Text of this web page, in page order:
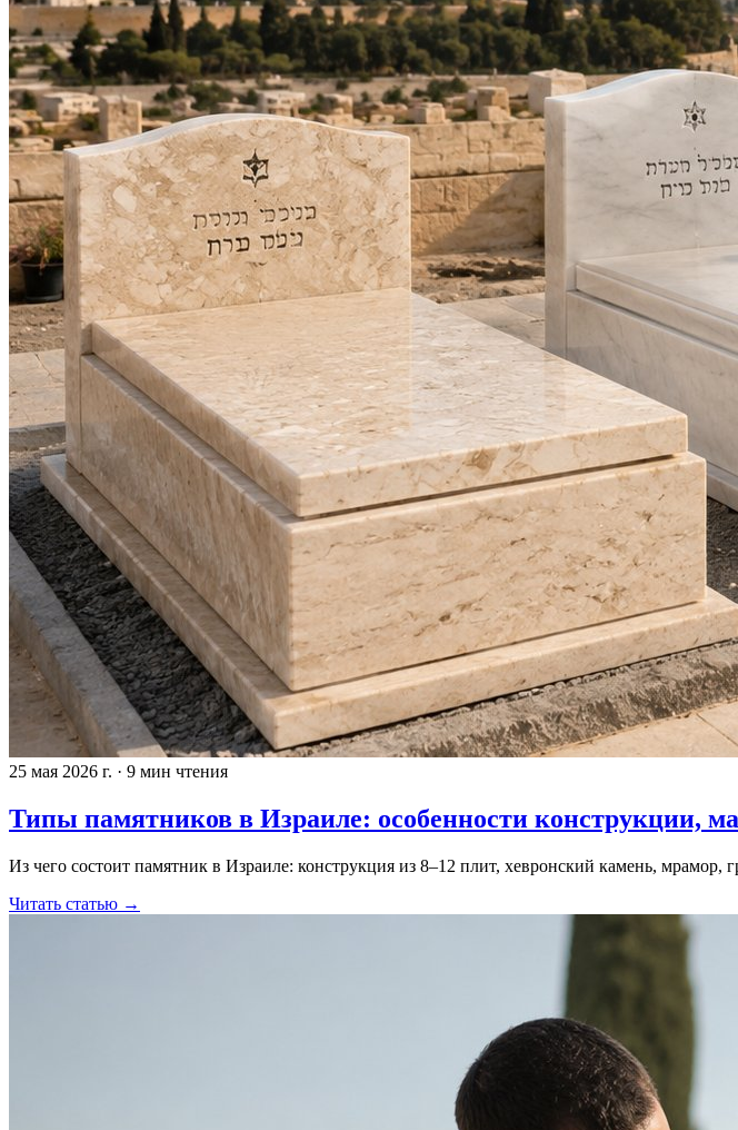
25 мая 2026 г. · 9 мин чтения
Типы памятников в Израиле: особенности конструкции,
Из чего состоит памятник в Израиле: конструкция из 8–12 плит, хевронский камень,
Читать статью →